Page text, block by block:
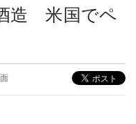
造 米国でペ